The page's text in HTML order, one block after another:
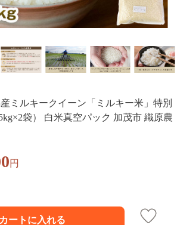
産ミルキークイーン「ミルキー米」特別
袋） 白米真空パック 加茂市 織原農
円